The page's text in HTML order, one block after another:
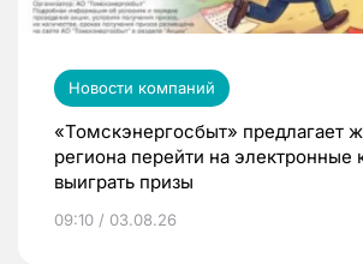
Новости компаний
«Томскэнергосбыт» предлагает
региона перейти на электронные
выиграть призы
09:10 / 03.08.26